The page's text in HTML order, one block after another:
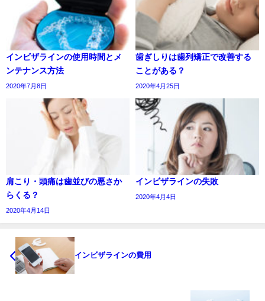
インビザラインの使用時間とメ
ンテナンス方法
2020年7月8日
歯ぎしりは歯列矯正で改善する
ことがある？
2020年4月25日
肩こり・頭痛は歯並びの悪さか
らくる？
2020年4月14日
インビザラインの失敗
2020年4月4日
インビザラインの費用